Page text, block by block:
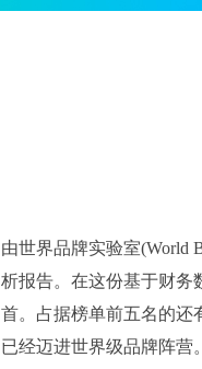
由世界品牌实验室(World
析报告。在这份基于财务
首。占据榜单前五名的还
已经迈进世界级品牌阵营